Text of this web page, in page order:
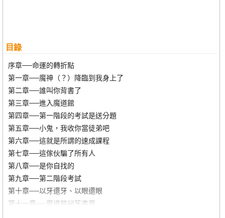
目錄
序章──命運的轉折點
第一章──魔神（？）降臨到我身上了
第二章──誰叫你背書了
第三章──進入魔道館
第四章──第一階段的考試是送分題
第五章──小鬼，我收你當徒弟吧
第六章──這就是所謂的速成課程
第七章──這傢伙騙了所有人
第八章──是你自找的
第九章──第二階段考試
第十章──以牙還牙、以眼還眼
第十一章──魔道館祕笈書齋